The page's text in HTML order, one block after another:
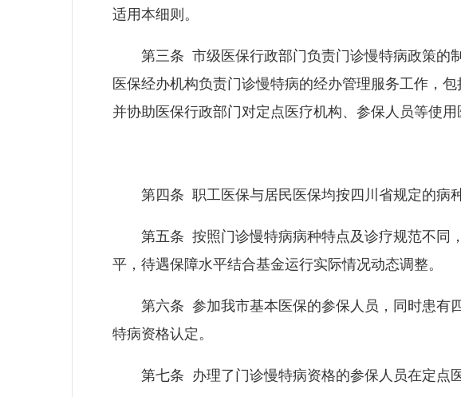
适用本细则。
第三条 市级医保行政部门负责门诊慢特病政策的制
医保经办机构负责门诊慢特病的经办管理服务工作，
并协助医保行政部门对定点医疗机构、参保人员等使
第四条 职工医保与居民医保均按四川省规定的病种
第五条 按照门诊慢特病病种特点及诊疗规范不同，
平，待遇保障水平结合基金运行实际情况动态调整。
第六条 参加我市基本医保的参保人员，同时患有四
特病资格认定。
第七条 办理了门诊慢特病资格的参保人员在定点医